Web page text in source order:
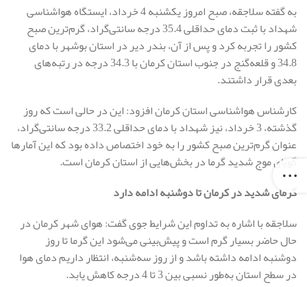
به گفته سلاجقه، صبح امروز یکشنبه 4 خرداد، ایستگاه هواشناسی
شهداد با ثبت دمای حداقلی 35.4 درجه سانتی‌گراد، گرم‌ترین صبح
کشور را تجربه کرد و پس از آن، بندر دیر در استان بوشهر با دمای
34.8 و قلعه‌گنج در جنوب استان کرمان با 34.3 درجه در رتبه‌های
بعدی قرار داشتند.
کارشناس هواشناسی استان کرمان افزود: این در حالی است که روز
گذشته، 3 خرداد، نیز شهداد با دمای حداقلی 33.2 درجه سانتی‌گراد،
عنوان گرم‌ترین صبح کشور را به خود اختصاص داده بود که این آمارها
گویای موج شدید گرما در بخش‌هایی از استان کرمان است.
گرمای شدید در کرمان تا دوشنبه ادامه دارد
سلاجقه با اشاره به تداوم این شرایط جوی گفت: هوای شهر کرمان در
حال حاضر بسیار گرم است و پیش‌بینی می‌شود این گرما تا روز
دوشنبه ادامه داشته باشد و از روز سه‌شنبه، انتظار داریم دمای هوا
در سطح استان به‌طور نسبی بین 3 تا 4 درجه کاهش یابد.